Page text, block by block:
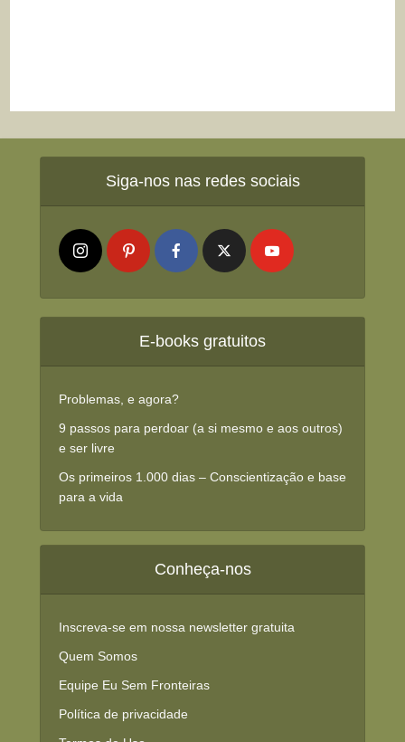
Siga-nos nas redes sociais
E-books gratuitos
Problemas, e agora?
9 passos para perdoar (a si mesmo e aos outros)
e ser livre
Os primeiros 1.000 dias – Conscientização e base
para a vida
Conheça-nos
Inscreva-se em nossa newsletter gratuita
Quem Somos
Equipe Eu Sem Fronteiras
Política de privacidade